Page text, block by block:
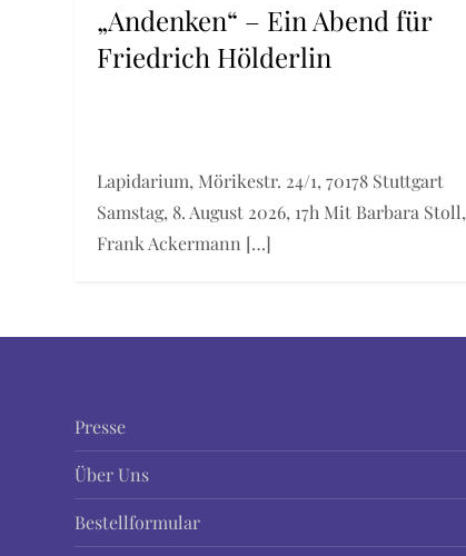
„Andenken“ – Ein Abend für
Friedrich Hölderlin
Lapidarium, Mörikestr. 24/1, 70178 Stuttgart
Samstag, 8. August 2026, 17h Mit Barbara Stoll,
Frank Ackermann […]
Presse
Über Uns
Bestellformular